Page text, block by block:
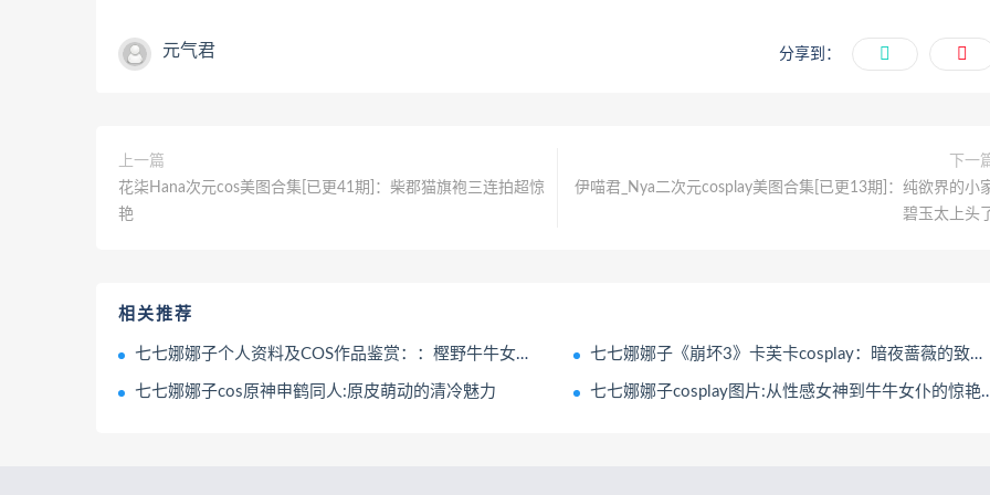
元气君 分享到：
上一篇
花柒Hana次元cos美图合集[已更41期]：柴郡猫旗袍三连拍超惊
艳
下一
伊喵君_Nya二次元cosplay美图合集[已更13期]：纯欲界的小
碧玉太上头
相关推荐
七七娜娜子个人资料及COS作品鉴赏：：樫野牛牛女仆造型甜美出击 七七娜娜子《崩坏3》卡芙卡cosplay：暗夜蔷薇的致命优雅
七七娜娜子cos原神申鹤同人:原皮萌动的清冷魅力 七七娜娜子cosplay图片:从性感女神到牛牛女仆的惊艳变身